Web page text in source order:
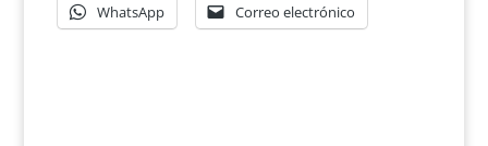
WhatsApp Correo electrónico